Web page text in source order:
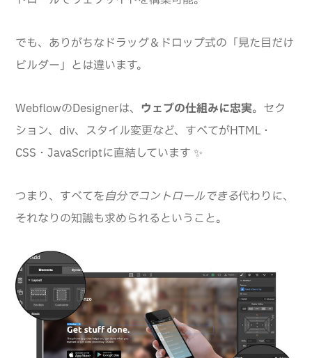
でも、ありがちなドラッグ＆ドロップ式の「見た目だけ
ビルダー」とは違います。
WebflowのDesignerは、 ウェブの仕組みに忠実。セク
ション、div、スタイル変更など、すべてがHTML・
CSS・JavaScriptに直結しています ✨
つまり、すべてを自分でコントロールできる代わりに、
それなりの知識も求められるということ。